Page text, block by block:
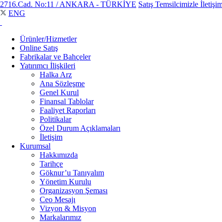
2716.Cad. No:11 / ANKARA - TÜRKİYE Satış Temsilcimizle
ENG
Ürünler/Hizmetler
Online Satış
Fabrikalar ve Bahçeler
Yatırımcı İlişkileri
Halka Arz
Ana Sözleşme
Genel Kurul
Finansal Tablolar
Faaliyet Raporları
Politikalar
Özel Durum Açıklamaları
İletişim
Kurumsal
Hakkımızda
Tarihçe
Göknur’u Tanıyalım
Yönetim Kurulu
Organizasyon Şeması
Ceo Mesajı
Vizyon & Misyon
Markalarımız